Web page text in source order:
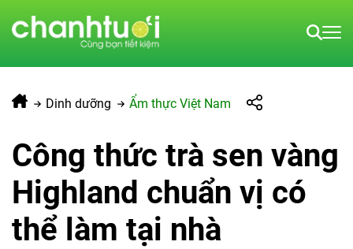
Dinh dưỡng Ẩm thực Việt Nam
Công thức trà sen vàng
Highland chuẩn vị có
thể làm tại nhà